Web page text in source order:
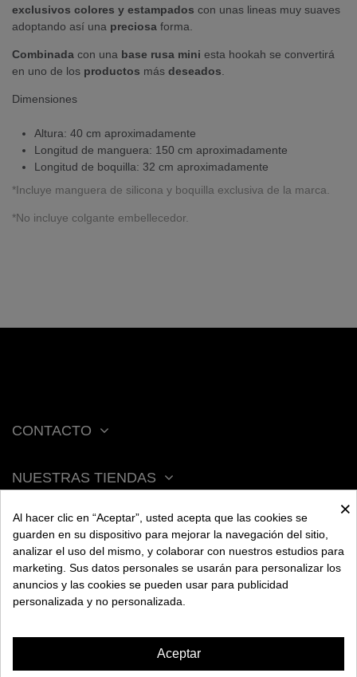
exclusivos colores y estampados con unas lineas muy suaves
adoptando así una preciosa forma.
Combinada con una base rusa mini esta hookah se convertirá
en uno de los productos más deseados
Dimensiones
Altura: 40 cm aproximadamente
Longitud de manguera: 150 cm aproximadamente
Longitud de boquilla: 32 cm aproximadamente
*Incluye manguera de silicona y boquilla exclusiva de la marca.
*No incluye colgante embellecedor.
CONTACTO
NUESTRAS TIENDAS
ACERCA DE BENGALA
AYUDA
×
Al hacer clic en “Aceptar”, usted acepta que las cookies se
guarden en su dispositivo para mejorar la navegación del sitio,
analizar el uso del mismo, y colaborar con nuestros estudios para
marketing. Sus datos personales se usarán para personalizar los
anuncios y las cookies se pueden usar para publicidad
personalizada y no personalizada.
Aceptar